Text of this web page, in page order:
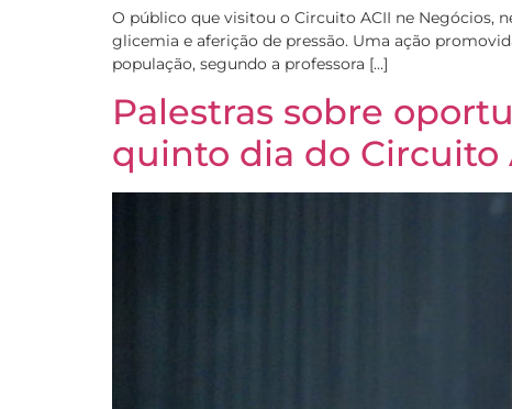
O público que visitou o Circuito ACII ne Negócios,
glicemia e aferição de pressão. Uma ação
população, segundo a professora […]
Palestras sobre
quinto dia do Circuito